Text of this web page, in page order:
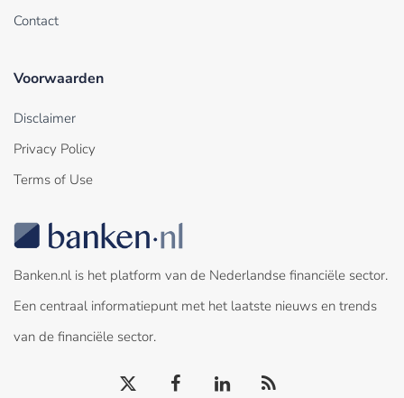
Contact
Voorwaarden
Disclaimer
Privacy Policy
Terms of Use
Banken.nl is het platform van de Nederlandse financiële sector.
Een centraal informatiepunt met het laatste nieuws en trends
van de financiële sector.